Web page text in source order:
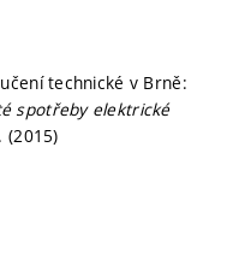
učení technické v Brně:
spotřeby elektrické
(2015)